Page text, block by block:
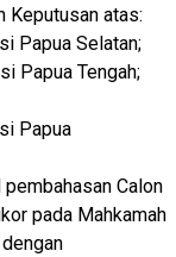
Keputusan atas:
Papua Selatan;
Papua Tengah;
Papua
Calon
pada Mahkamah